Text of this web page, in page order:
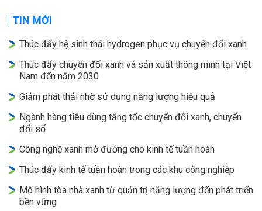
TIN MỚI
Thúc đẩy hệ sinh thái hydrogen phục vụ chuyển đổi xanh
Thúc đẩy chuyển đổi xanh và sản xuất thông minh tại Việt
Nam đến năm 2030
Giảm phát thải nhờ sử dụng năng lượng hiệu quả
Ngành hàng tiêu dùng tăng tốc chuyển đổi xanh, chuyển
đổi số
Công nghệ xanh mở đường cho kinh tế tuần hoàn
Thúc đẩy kinh tế tuần hoàn trong các khu công nghiệp
Mô hình tòa nhà xanh từ quản trị năng lượng đến phát triển
bền vững